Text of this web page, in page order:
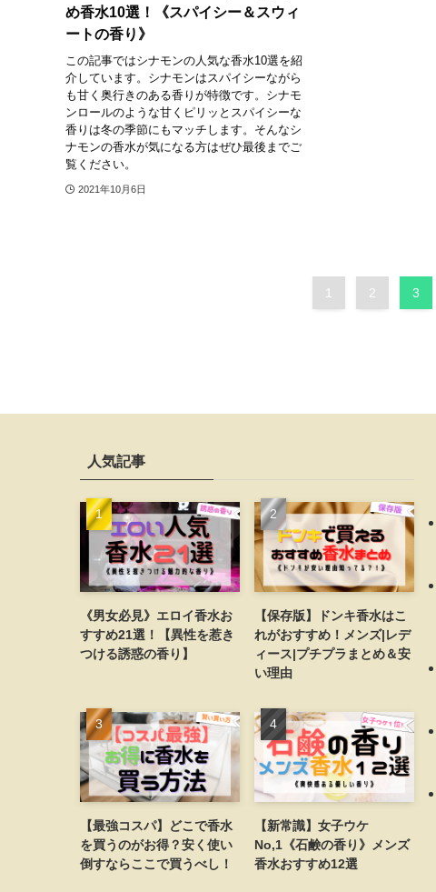
め香水10選！《スパイシー＆スウィ
ートの香り》
この記事ではシナモンの人気な香水10選を紹
介しています。シナモンはスパイシーながら
も甘く奥行きのある香りが特徴です。シナモ
ンロールのような甘くピリッとスパイシーな
香りは冬の季節にもマッチします。そんなシ
ナモンの香水が気になる方はぜひ最後までご
覧ください。
2021年10月6日
1 2 3
人気記事
《男女必見》エロイ香水お
すすめ21選！【異性を惹き
つける誘惑の香り】
【保存版】ドンキ香水はこ
れがおすすめ！メンズ|レデ
ィース|プチプラまとめ＆安
い理由
【最強コスパ】どこで香水
を買うのがお得？安く使い
倒すならここで買うべし！
【新常識】女子ウケ
No,1《石鹸の香り》メンズ
香水おすすめ12選